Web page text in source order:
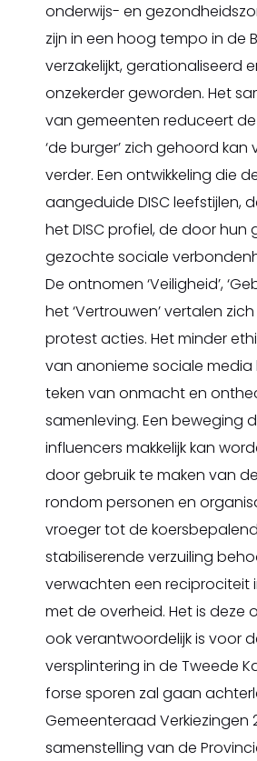
onderwijs- en
zijn in een hoog tempo in de
verzakelijkt, gerationaliseerd
onzekerder geworden. Het
van gemeenten reduceert
‘de burger’ zich gehoord kan
verder. Een ontwikkeling die
aangeduide DISC leefstijlen,
het DISC profiel, de door hun
gezochte sociale
De ontnomen ‘Veiligheid’,
het ‘Vertrouwen’ vertalen
protest acties. Het minder
van anonieme sociale media
teken van onmacht en
samenleving. Een beweging
influencers makkelijk kan
door gebruik te maken van
rondom personen en
vroeger tot de
stabiliserende verzuiling
verwachten een reciprociteit
met de overheid. Het is deze
ook verantwoordelijk is voor
versplintering in de Tweede
forse sporen zal gaan
Gemeenteraad Verkiezingen
samenstelling van de